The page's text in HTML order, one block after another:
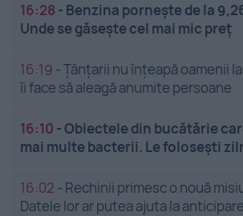
16:28 - Benzina pornește de la
Unde se găsește cel mai mic preț
16:19 -Țânțarii nu înțeapă oamenii
îi face să aleagă anumite persoane
16:10 -Obiectele din bucătărie
mai multe bacterii. Le folosești
16:02 - Rechinii primesc o nouă
Datele lor ar putea ajuta la